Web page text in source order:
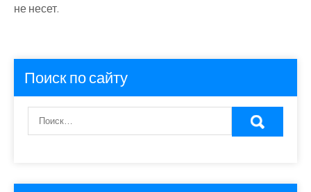
не несет.
Поиск по сайту